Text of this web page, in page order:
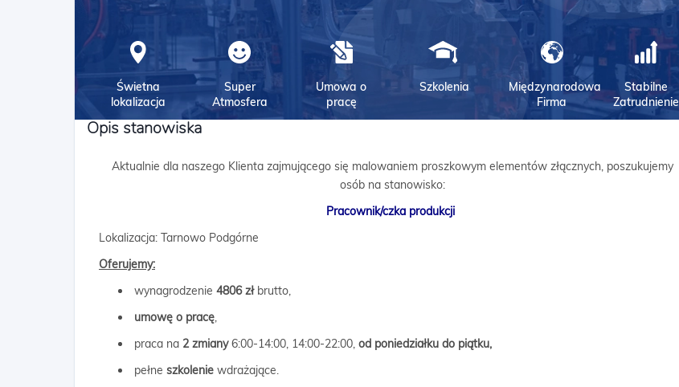
Świetna
lokalizacja
Super
Atmosfera
Umowa o
pracę
Szkolenia
Międzynarodowa
Firma
Stabilne
Zatrudnienie
Opis stanowiska
Aktualnie dla naszego Klienta zajmującego się malowaniem proszkowym elementów złącznych, poszukujemy
osób na stanowisko:
Pracownik/czka produkcji
Lokalizacja: Tarnowo Podgórne
Oferujemy:
wynagrodzenie 4806 złbrutto,
umowę o pracę,
praca na 2 zmiany6:00-14:00, 14:00-22:00, od poniedziałku do piątku,
pełne szkolenie wdrażające.